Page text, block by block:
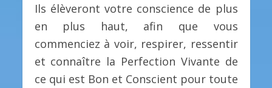
Ils élèveront votre conscience de plus
en plus haut, afin que vous
commenciez à voir, respirer, ressentir
et connaître la Perfection Vivante de
ce qui est Bon et Conscient pour toute